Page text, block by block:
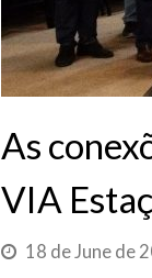
As
VIA
18 de June de